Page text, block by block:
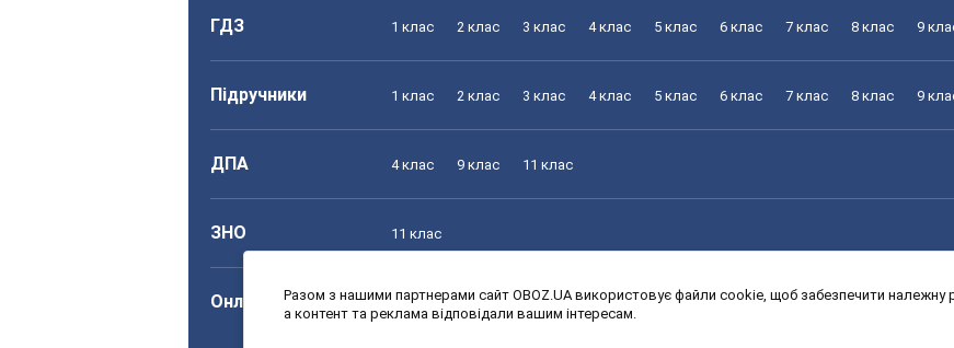
ГДЗ 1 клас 2 клас 3 клас 4 клас 5 клас 6 клас 7 клас 8 клас 9
Підручники 1 клас 2 клас 3 клас 4 клас 5 клас 6 клас 7 клас 8 клас 9
ДПА 4 клас 9 клас 11 клас
ЗНО 11 клас
Онлайн уроки 1 клас 2 клас 3 клас 4 клас 5 клас 6 клас 7 клас 8 клас 9
Разом з нашими партнерами сайт OBOZ.UA використовує файли cookie, щоб забезпечити належну
а контент та реклама відповідали вашим інтересам.